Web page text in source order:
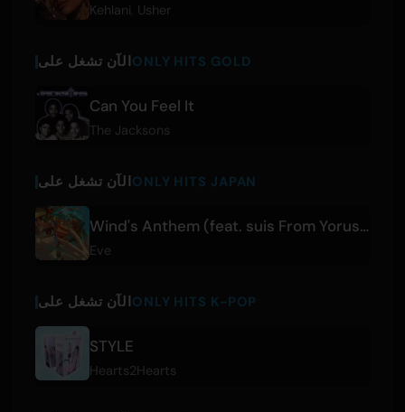
Kehlani Usher
الآن تشغل علىONLY HITS GOLD
Can You Feel It
The Jacksons
الآن تشغل علىONLY HITS JAPAN
Wind's Anthem (feat. suis From Yorushika)
Eve
الآن تشغل علىONLY HITS K-POP
STYLE
Hearts2Hearts